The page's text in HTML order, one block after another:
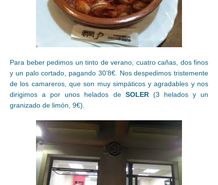
Para beber pedimos un tinto de verano, cuatro cañas, dos finos
y un palo cortado, pagando 30’8€. Nos despedimos tristemente
de los camareros, que son muy simpáticos y agradables y nos
dirigimos a por unos helados de SOLER(3 helados y un
granizado de limón, 9€).